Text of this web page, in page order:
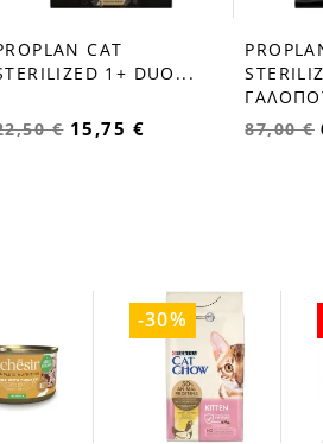
CAT
1+ DUO...
€ 15,75 €
87,00 €
-30%